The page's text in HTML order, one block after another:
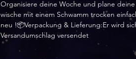
Organisiere deine Woche und plane
wische mit einem Schwamm trocken
neu !📦Verpackung & Lieferung:Er wird
Versandumschlag versendet